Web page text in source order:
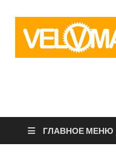
ГЛАВНОЕ МЕНЮ